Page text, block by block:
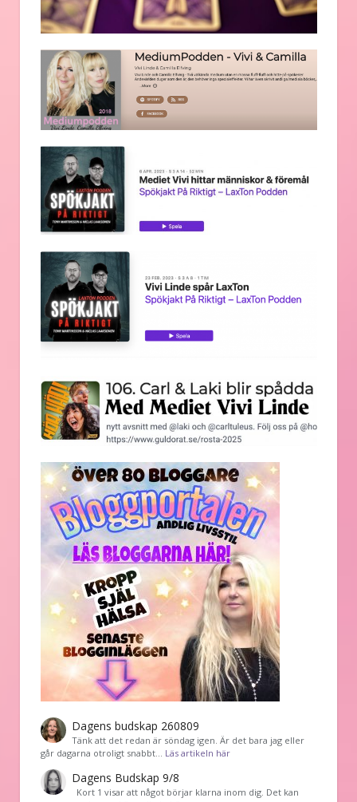
Dagens budskap 260809
Tänk att det redan är söndag igen. Är det bara jag eller
går dagarna otroligt snabbt… Läs artikeln här
Dagens Budskap 9/8
Kort 1 visar att något börjar klarna inom dig. Det kan